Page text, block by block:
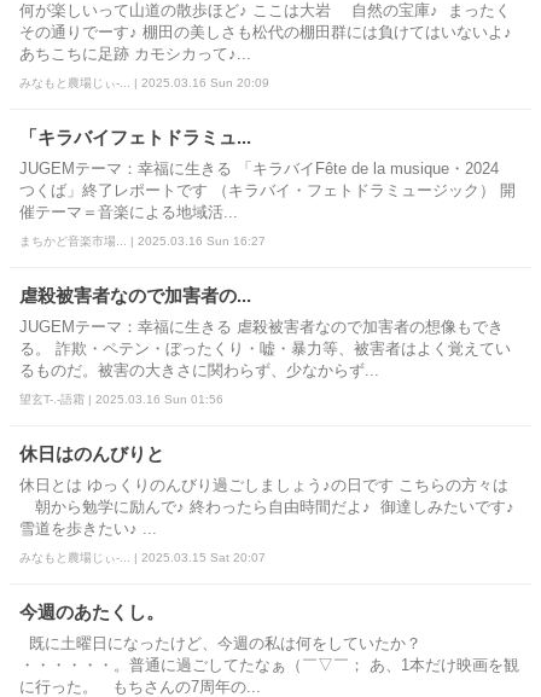
何が楽しいって山道の散歩ほど♪ ここは大岩 自然の宝庫♪ まったく
その通りでーす♪ 棚田の美しさも松代の棚田群には負けてはいないよ♪
あちこちに足跡 カモシカって♪...
みなもと農場じぃ-... | 2025.03.16 Sun 20:09
「キラバイフェトドラミュ...
JUGEMテーマ：幸福に生きる 「キラバイFête de la musique・2024
つくば」終了レポートです （キラバイ・フェトドラミュージック） 開
催テーマ＝音楽による地域活...
まちかど音楽市場... | 2025.03.16 Sun 16:27
虐殺被害者なので加害者の...
JUGEMテーマ：幸福に生きる 虐殺被害者なので加害者の想像もでき
る。 詐欺・ペテン・ぼったくり・嘘・暴力等、被害者はよく覚えてい
るものだ。被害の大きさに関わらず、少なからず...
望玄T-.-語霜 | 2025.03.16 Sun 01:56
休日はのんびりと
休日とは ゆっくりのんびり過ごしましょう♪の日です こちらの方々は
朝から勉学に励んで♪ 終わったら自由時間だよ♪ 御達しみたいです♪
雪道を歩きたい♪ ...
みなもと農場じぃ-... | 2025.03.15 Sat 20:07
今週のあたくし。
既に土曜日になったけど、今週の私は何をしていたか？
・・・・・・。普通に過ごしてたなぁ（￣▽￣； あ、1本だけ映画を観
に行った。 もちさんの7周年の...